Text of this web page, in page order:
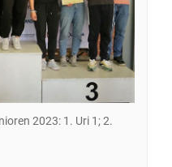
2023: 1. Uri 1; 2.